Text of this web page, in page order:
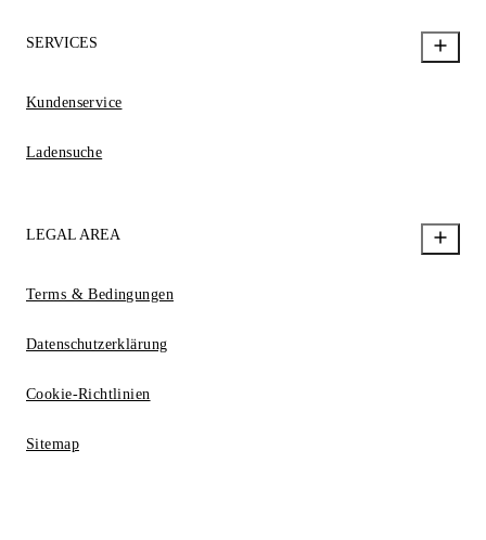
SERVICES
Kundenservice
Ladensuche
LEGAL AREA
Terms & Bedingungen
Datenschutzerklärung
Cookie-Richtlinien
Sitemap